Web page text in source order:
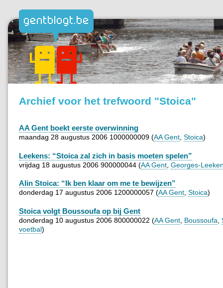
Archief voor het trefwoord "Stoica"
AA Gent boekt eerste overwinning
maandag 28 augustus 2006 1000000009 (AA Gent Stoica)
Leekens: “Stoica zal zich in basis moeten spelen”
vrijdag 18 augustus 2006 900000044 (AA Gent Georges-
Alin Stoica: “Ik ben klaar om me te bewijzen”
donderdag 17 augustus 2006 1200000057 (AA Gent Stoica)
Stoica volgt Boussoufa op bij Gent
donderdag 10 augustus 2006 800000022 (AA Gent Boussoufa
voetbal)